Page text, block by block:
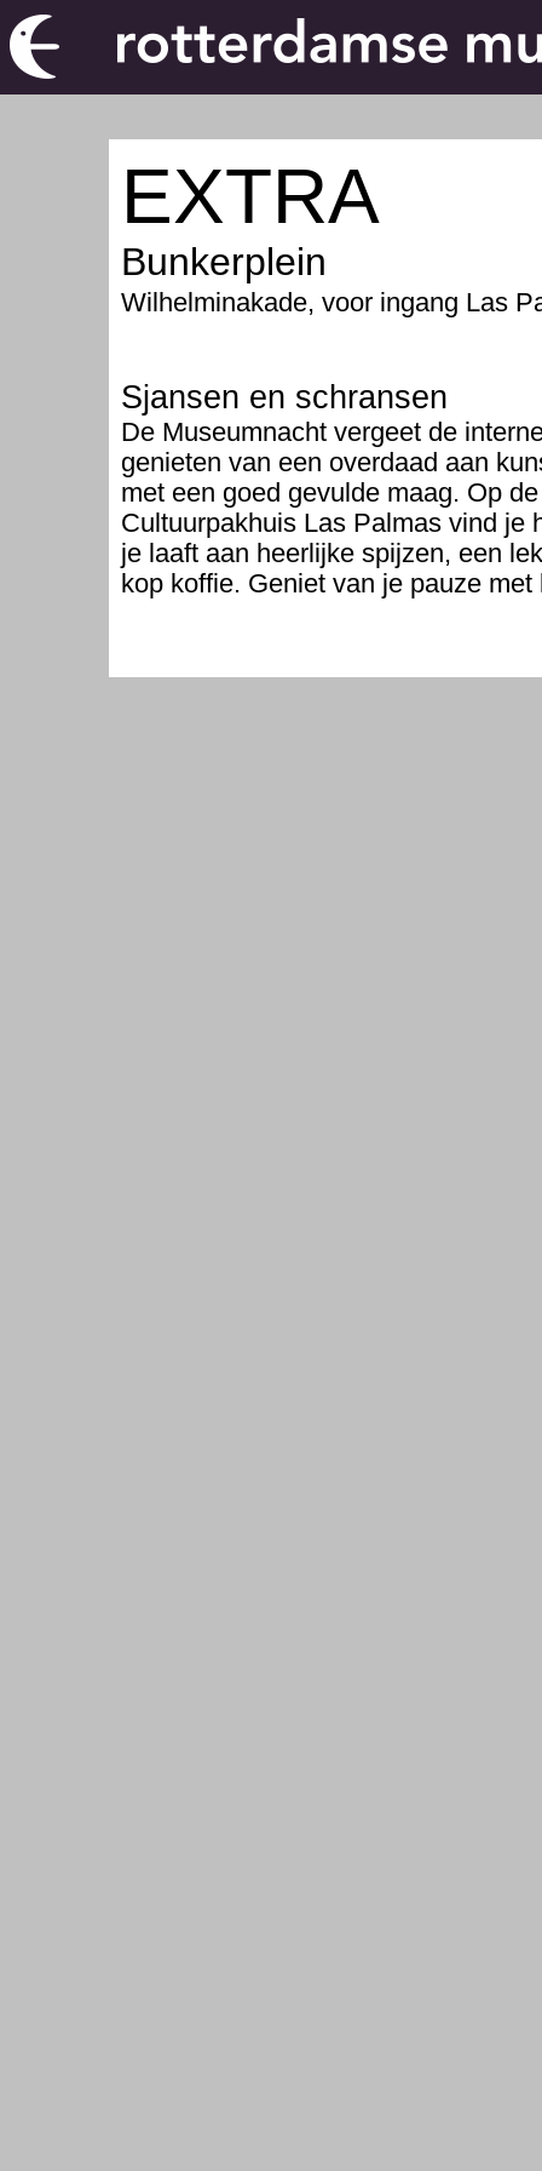
EXTRA
Bunkerplein
Wilhelminakade, voor ingang Las
Sjansen en schransen
De Museumnacht vergeet de
genieten van een overdaad aan
met een goed gevulde maag. Op
Cultuurpakhuis Las Palmas vind je
je laaft aan heerlijke spijzen, een
kop koffie. Geniet van je pauze met